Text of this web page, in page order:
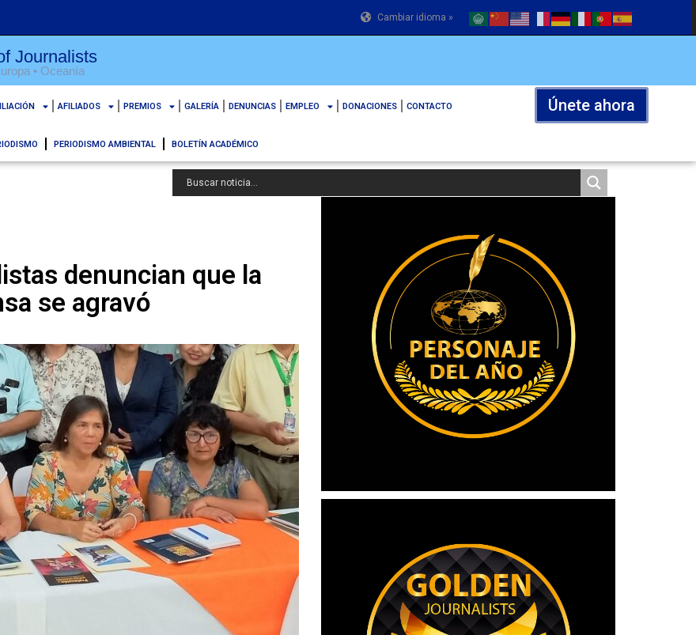
Cambiar idioma »
Journalists
• Oceanía
AFILIADOS PREMIOS GALERÍA DENUNCIAS EMPLEO DONACIONES CONTACTO Únete ahora
PERIODISMO AMBIENTAL BOLETÍN ACADÉMICO
denuncian que la
se agravó